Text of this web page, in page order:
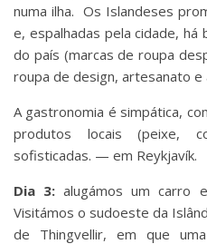
numa ilha. Os Islandeses
e, espalhadas pela cidade,
do país (marcas de roupa
roupa de design, artesanato
A gastronomia é simpática,
produtos locais (peixe,
sofisticadas. — em Reykjavík.
Dia 3: alugámos um carro
Visitámos o sudoeste da
de Thingvellir, em que